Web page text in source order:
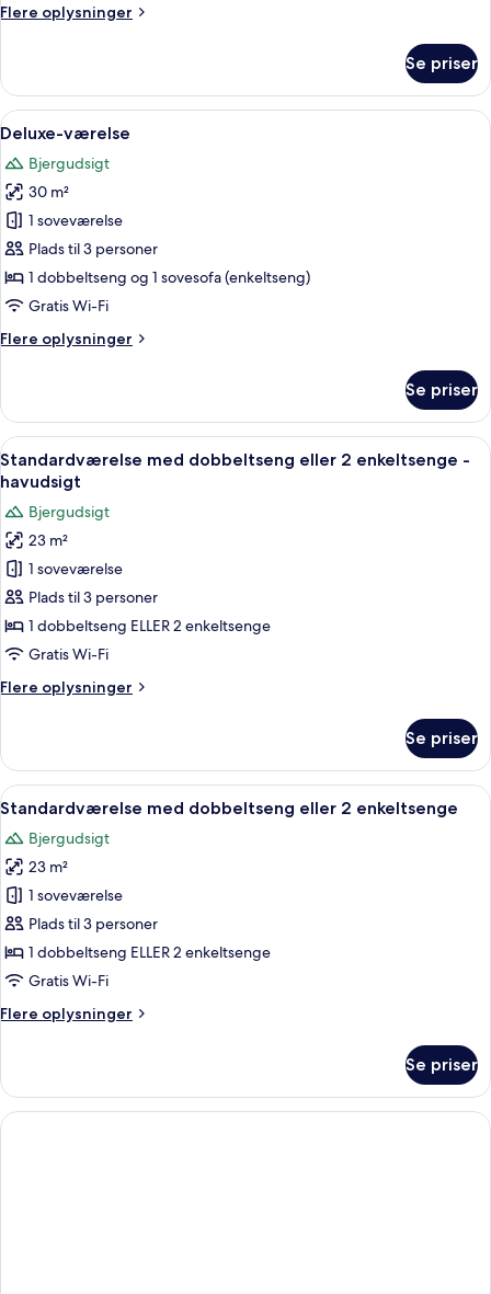
Flere oplysninger
Flere
værelse
1
Se priser
Indlæs
alle
billeder
af
Deluxe-
værelse
Et hotelværelse med seng,
8
Deluxe-værelse
Bjergudsigt
30 m²
1 soveværelse
Plads til 3 personer
1 dobbeltseng og 1 sovesofa (enkeltseng)
Gratis Wi-Fi
Flere oplysninger
Flere
værelse
Se priser
Indlæs
alle
billeder
af
Standardværelse
med
dobbeltseng
eller
2
-
Et hotelværelse med en stor seng,
6
Standardværelse med dobbeltseng eller 2 enkeltsenge -
havudsigt
Bjergudsigt
23 m²
1 soveværelse
Plads til 3 personer
1 dobbeltseng ELLER 2 enkeltsenge
Gratis Wi-Fi
Flere oplysninger
Flere
med
dobbeltseng
eller
enkeltsenge
havudsigt
Se priser
Indlæs
alle
billeder
af
Standardværelse
med
dobbeltseng
eller
enkeltsenge
Et hotelværelse med en seng, et
8
Standardværelse med dobbeltseng eller 2 enkeltsenge
Bjergudsigt
23 m²
1 soveværelse
Plads til 3 personer
1 dobbeltseng ELLER 2 enkeltsenge
Gratis Wi-Fi
Flere oplysninger
Flere
med
dobbeltseng
eller
Se priser